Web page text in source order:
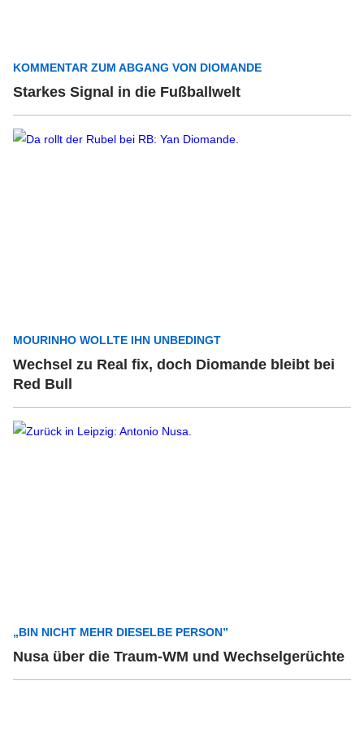
KOMMENTAR ZUM ABGANG VON DIOMANDE
Starkes Signal in die Fußballwelt
MOURINHO WOLLTE IHN UNBEDINGT
Wechsel zu Real fix, doch Diomande bleibt bei
Red Bull
„BIN NICHT MEHR DIESELBE PERSON”
Nusa über die Traum-WM und Wechselgerüchte